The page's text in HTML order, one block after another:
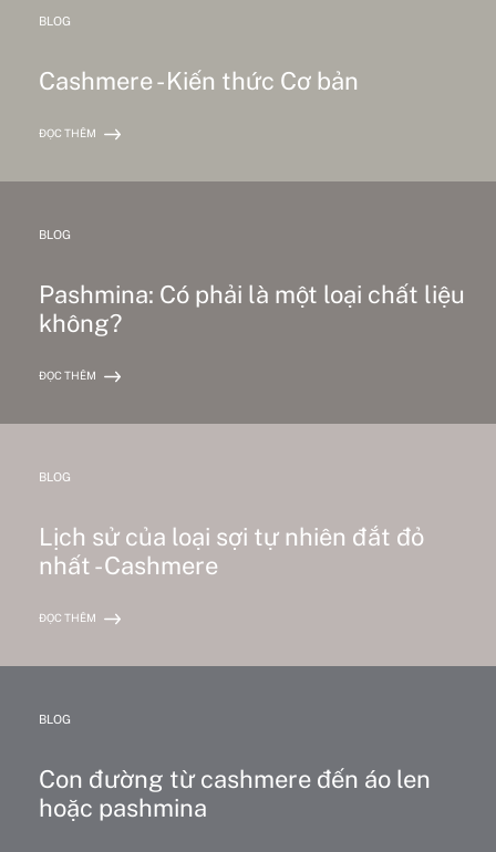
BLOG
Cashmere - Kiến thức Cơ bản
ĐỌC THÊM
BLOG
Pashmina: Có phải là một loại chất liệu
không?
ĐỌC THÊM
BLOG
Lịch sử của loại sợi tự nhiên đắt đỏ
nhất - Cashmere
ĐỌC THÊM
BLOG
Con đường từ cashmere đến áo len
hoặc pashmina